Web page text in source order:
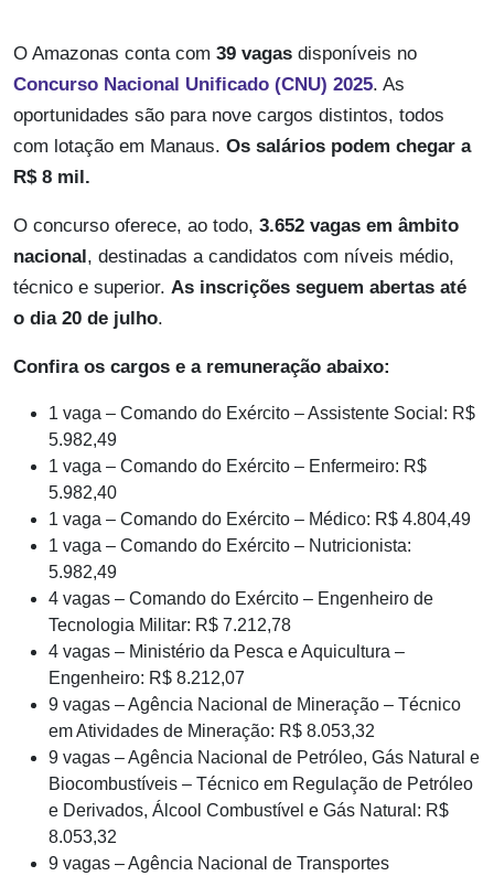
O Amazonas conta com 39 vagas disponíveis no
Concurso Nacional Unificado (CNU) 2025. As
oportunidades são para nove cargos distintos, todos
com lotação em Manaus. Os salários podem chegar a
R$ 8 mil.
O concurso oferece, ao todo, 3.652 vagas em âmbito
nacional , destinadas a candidatos com níveis médio,
técnico e superior. As inscrições seguem abertas até
o dia 20 de julho.
Confira os cargos e a remuneração abaixo:
1 vaga – Comando do Exército – Assistente Social: R$
5.982,49
1 vaga – Comando do Exército – Enfermeiro: R$
5.982,40
1 vaga – Comando do Exército – Médico: R$ 4.804,49
1 vaga – Comando do Exército – Nutricionista:
5.982,49
4 vagas – Comando do Exército – Engenheiro de
Tecnologia Militar: R$ 7.212,78
4 vagas – Ministério da Pesca e Aquicultura –
Engenheiro: R$ 8.212,07
9 vagas – Agência Nacional de Mineração – Técnico
em Atividades de Mineração: R$ 8.053,32
9 vagas – Agência Nacional de Petróleo, Gás Natural e
Biocombustíveis – Técnico em Regulação de Petróleo
e Derivados, Álcool Combustível e Gás Natural: R$
8.053,32
9 vagas – Agência Nacional de Transportes